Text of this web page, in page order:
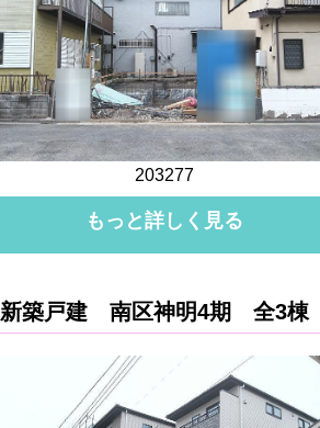
203277
もっと詳しく見る
新築戸建 南区神明4期 全3棟